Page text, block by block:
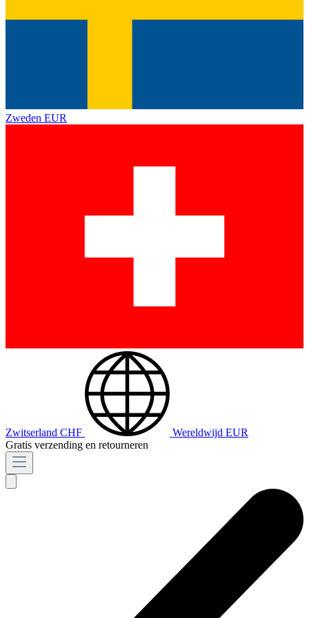
Zweden EUR
Zwitserland CHF Wereldwijd EUR
Gratis verzending en retourneren